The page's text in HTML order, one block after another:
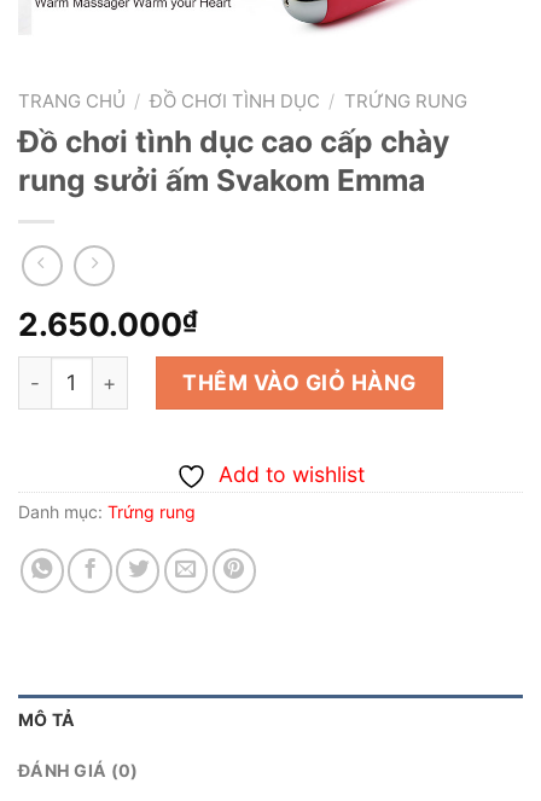
TRANG CHỦ / ĐỒ CHƠI TÌNH DỤC / TRỨNG RUNG
Đồ chơi tình dục cao cấp chày
rung sưởi ấm Svakom Emma
2.650.000₫
Đồ chơi tình dục cao cấp chày rung sưởi ấm Svakom
THÊM VÀO GIỎ HÀNG
Add to wishlist
Danh mục: Trứng rung
MÔ TẢ
ĐÁNH GIÁ (0)